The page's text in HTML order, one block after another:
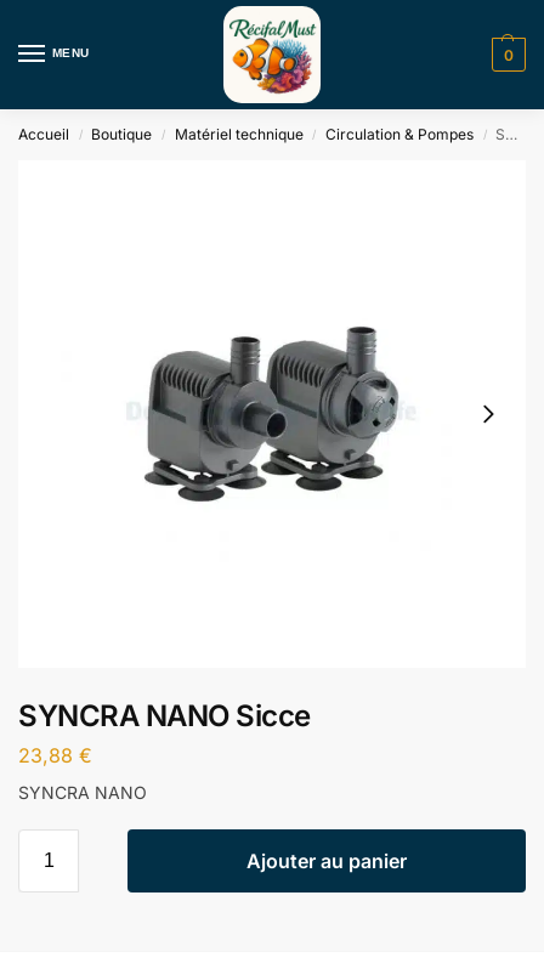
MENU 0
Accueil / Boutique / Matériel technique / Circulation & Pompes / SYNCRA NANO Sicce
SYNCRA NANO Sicce
23,88 €
SYNCRA NANO
Ajouter au panier